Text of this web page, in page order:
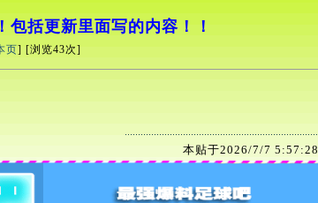
括更新里面写的内容！！
页] [浏览43次]
本贴于2026/7/7 5:57:28